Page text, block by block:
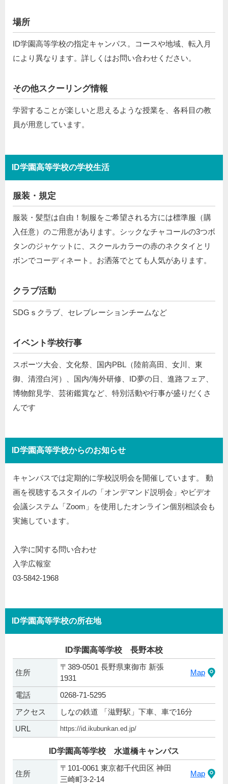
場所
ID学園高等学校の指定キャンパス。コースや地域、転入月
により異なります。詳しくはお問い合わせください。
その他スクーリング情報
学習することが楽しいと思えるような授業を、各科目の教
員が用意しています。
ID学園高等学校の学校生活
服装・規定
服装・髪型は自由！制服をご希望される方には標準服（購
入任意）のご用意があります。シックなチャコールの3つボ
タンのジャケットに、スクールカラーの赤のネクタイとリ
ボンでコーディネート。お洒落でとても人気があります。
クラブ活動
SDGｓクラブ、セレブレーションチームなど
イベント学校行事
スポーツ大会、文化祭、国内PBL（陸前高田、女川、東
御、清澄白河）、国内/海外研修、ID夢の日、進路フェア、
博物館見学、芸術鑑賞など、特別活動や行事が盛りだくさ
んです
ID学園高等学校からのお知らせ
キャンパスでは定期的に学校説明会を開催しています。 動
画を視聴するスタイルの「オンデマンド説明会」やビデオ
会議システム「Zoom」を使用したオンライン個別相談会も
実施しています。
入学に関する問い合わせ
入学広報室
03-5842-1968
ID学園高等学校の所在地
ID学園高等学校 長野本校
住所
〒389-0501 長野県東御市 新張
1931
Map
電話
0268-71-5295
アクセス
しなの鉄道 「滋野駅」下車、車で16分
URL
https://id.ikubunkan.ed.jp/
ID学園高等学校 水道橋キャンパス
住所
〒101-0061 東京都千代田区 神田
三崎町3-2-14
Map